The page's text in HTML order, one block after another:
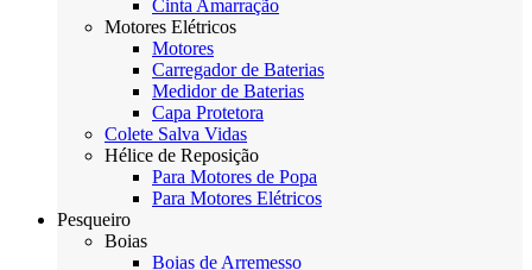
Cinta Amarração
Motores Elétricos
Motores
Carregador de Baterias
Medidor de Baterias
Capa Protetora
Colete Salva Vidas
Hélice de Reposição
Para Motores de Popa
Para Motores Elétricos
Pesqueiro
Boias
Boias de Arremesso